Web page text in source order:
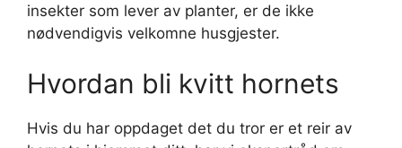
insekter som lever av planter, er de ikke
nødvendigvis velkomne husgjester.
Hvordan bli kvitt hornets
Hvis du har oppdaget det du tror er et reir av